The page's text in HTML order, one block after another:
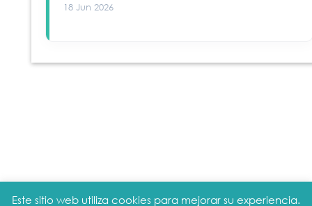
18 Jun 2026
Este sitio web utiliza cookies para mejorar su experiencia.